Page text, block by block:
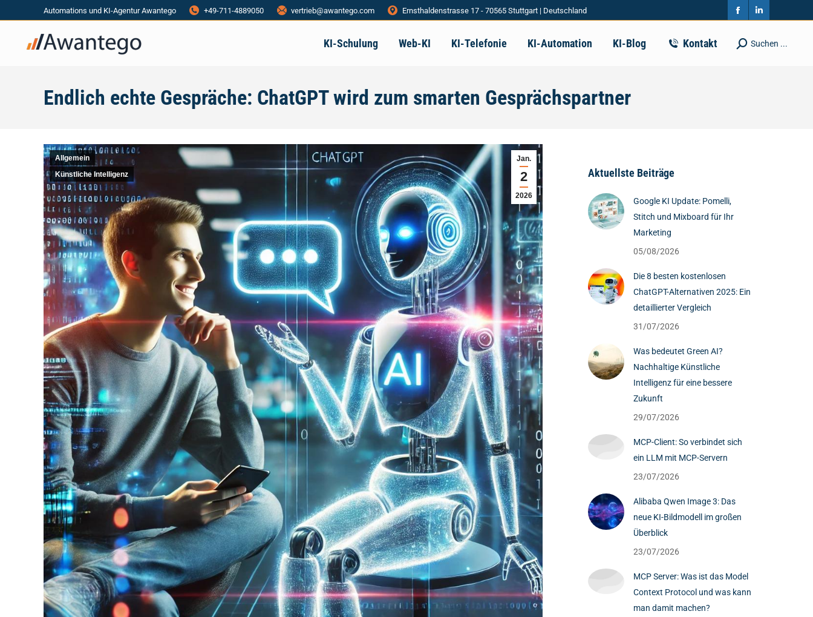
Automations und KI-Agentur Awantego +49-711-4889050 vertrieb@awantego.com Ernsthaldenstrasse 17 - 70565 Stuttgart | Deutschland
Facebook
page
Linkedin
page
KI-Schulung Web-KI KI-Telefonie KI-Automation KI-Blog Kontakt Search:
Suchen ...
Endlich echte Gespräche: ChatGPT wird zum smarten Gesprächspartner
Jan.
2
2026
Allgemein
Künstliche Intelligenz
Aktuellste Beiträge
Google KI Update: Pomelli,
Stitch und Mixboard für Ihr
Marketing
05/08/2026
Die 8 besten kostenlosen
ChatGPT-Alternativen 2025: Ein
detaillierter Vergleich
31/07/2026
Was bedeutet Green AI?
Nachhaltige Künstliche
Intelligenz für eine bessere
Zukunft
29/07/2026
MCP-Client: So verbindet sich
ein LLM mit MCP-Servern
23/07/2026
Alibaba Qwen Image 3: Das
neue KI-Bildmodell im großen
Überblick
23/07/2026
MCP Server: Was ist das Model
Context Protocol und was kann
man damit machen?
in
new
in